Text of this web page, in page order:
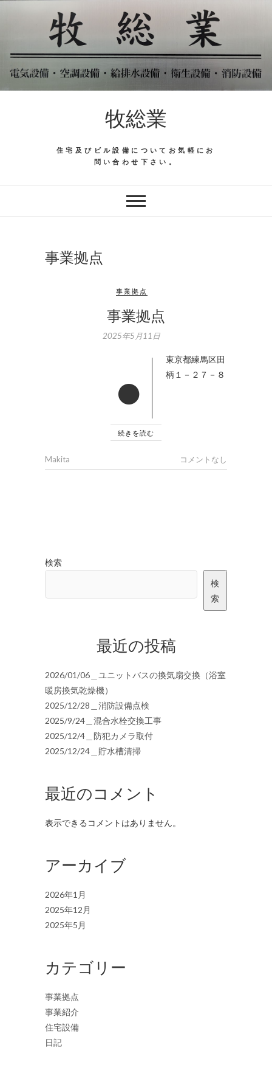
牧総業
住宅及びビル設備についてお気軽にお
問い合わせ下さい。
事業拠点
事業拠点
事業拠点
2025年5月11日
●東京都練馬区田 柄１－２７－８
続きを読む
Makita コメントなし
検索
検
索
最近の投稿
2026/01/06＿ユニットバスの換気扇交換（浴室
暖房換気乾燥機）
2025/12/28＿消防設備点検
2025/9/24＿混合水栓交換工事
2025/12/4＿防犯カメラ取付
2025/12/24＿貯水槽清掃
最近のコメント
表示できるコメントはありません。
アーカイブ
2026年1月
2025年12月
2025年5月
カテゴリー
事業拠点
事業紹介
住宅設備
日記